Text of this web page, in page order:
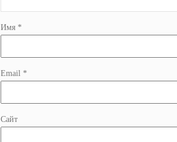
Имя *
Email *
Сайт